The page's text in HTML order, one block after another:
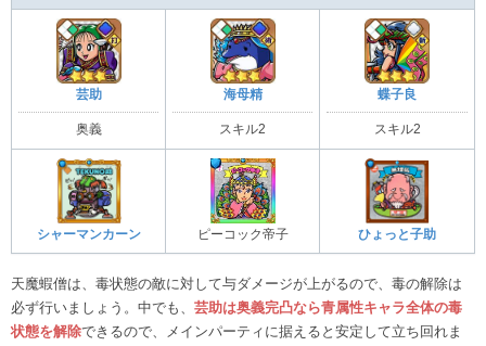
芸助
奥義
海母精
スキル2
蝶子良
スキル2
シャーマンカーン ピーコック帝子 ひょっと子助
天魔蝦僧は、毒状態の敵に対して与ダメージが上がるので、毒の解除は
必ず行いましょう。中でも、 芸助は奥義完凸なら青属性キャラ全体の毒
状態を解除できるので、メインパーティに据えると安定して立ち回れま